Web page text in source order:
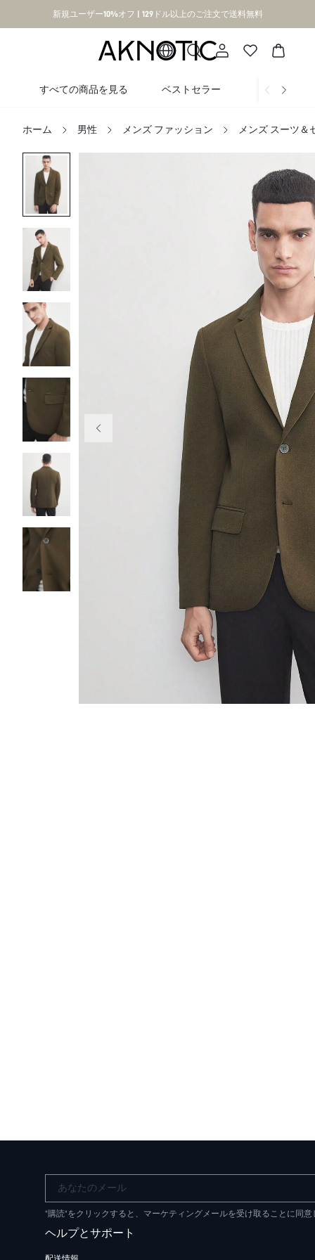
新規ユーザー10%オフ | 129ドル以上のご注文で送料無料
すべての商品を見る ベストセラー 新着
ホーム 男性 メンズ ファッション メンズ スーツ＆
あなたのメール
"購読"をクリックすると、マーケティングメールを受け取ることに同
ヘルプとサポート